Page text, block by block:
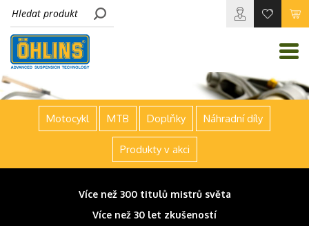
Motocykl MTB Doplňky Náhradní díly
Produkty v akci
Více než 300 titulů mistrů světa
Více než 30 let zkušeností